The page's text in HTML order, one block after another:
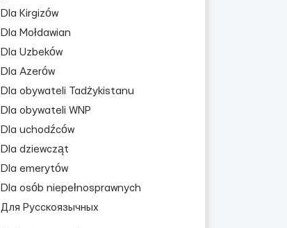
Dla Kirgizów
Dla Mołdawian
Dla Uzbeków
Dla Azerów
Dla obywateli Tadżykistanu
Dla obywateli WNP
Dla uchodźców
Dla dziewcząt
Dla emerytów
Dla osób niepełnosprawnych
Для Русскоязычных